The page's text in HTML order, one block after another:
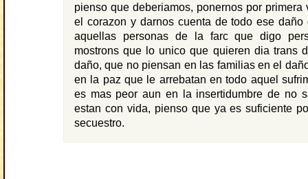
pienso que deberiamos, ponernos por primera
el corazon y darnos cuenta de todo ese daño
aquellas personas de la farc que digo
mostrons que lo unico que quieren dia trans
daño, que no piensan en las familias en el
en la paz que le arrebatan en todo aquel
es mas peor aun en la insertidumbre de no
estan con vida, pienso que ya es suficiente
secuestro.